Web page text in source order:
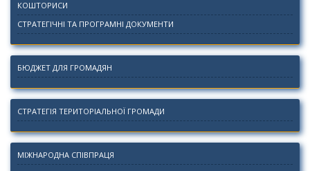
КОШТОРИСИ
СТРАТЕГІЧНІ ТА ПРОГРАМНІ ДОКУМЕНТИ
БЮДЖЕТ ДЛЯ ГРОМАДЯН
СТРАТЕГІЯ ТЕРИТОРІАЛЬНОЇ ГРОМАДИ
МІЖНАРОДНА СПІВПРАЦЯ